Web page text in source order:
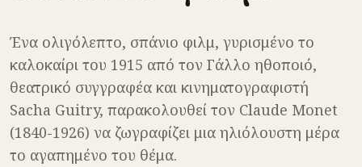
Ένα ολιγόλεπτο, σπάνιο φιλμ, γυρισμένο το
καλοκαίρι του 1915 από τον Γάλλο ηθοποιό,
θεατρικό συγγραφέα και κινηματογραφιστή
Sacha Guitry, παρακολουθεί τον Claude Monet
(1840-1926) να ζωγραφίζει μια ηλιόλουστη μέρα
το αγαπημένο του θέμα.